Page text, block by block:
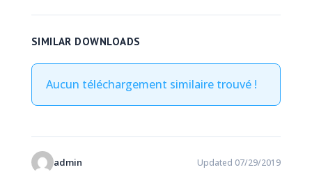
SIMILAR DOWNLOADS
Aucun téléchargement similaire trouvé !
admin Updated 07/29/2019